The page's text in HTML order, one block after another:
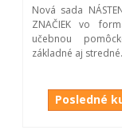
Nová sada
ZNAČIEK vo
učebnou
základné aj
Posledné